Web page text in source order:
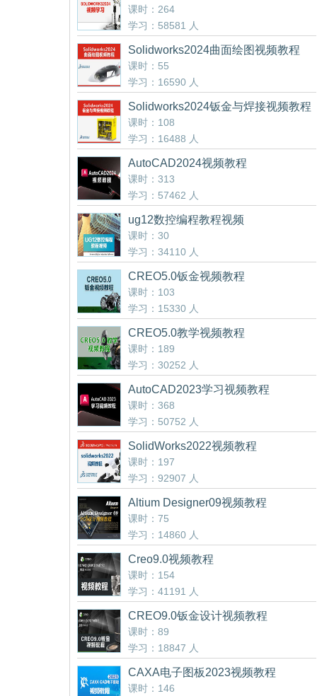
课时：264
学习：58581 人
Solidworks2024曲面绘图视频教程
课时：55
学习：16590 人
Solidworks2024钣金与焊接视频教程
课时：108
学习：16488 人
AutoCAD2024视频教程
课时：313
学习：57462 人
ug12数控编程教程视频
课时：30
学习：34110 人
CREO5.0钣金视频教程
课时：103
学习：15330 人
CREO5.0教学视频教程
课时：189
学习：30252 人
AutoCAD2023学习视频教程
课时：368
学习：50752 人
SolidWorks2022视频教程
课时：197
学习：92907 人
Altium Designer09视频教程
课时：75
学习：14860 人
Creo9.0视频教程
课时：154
学习：41191 人
CREO9.0钣金设计视频教程
课时：89
学习：18847 人
CAXA电子图板2023视频教程
课时：146